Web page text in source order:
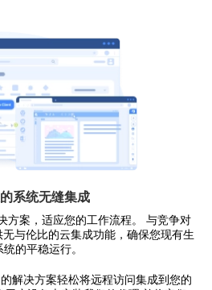
系统无缝集成
方案，适应您的工作流程。 与竞争对
无与伦比的云集成功能，确保您现有生
的平稳运行。
解决方案轻松将远程访问集成到您的